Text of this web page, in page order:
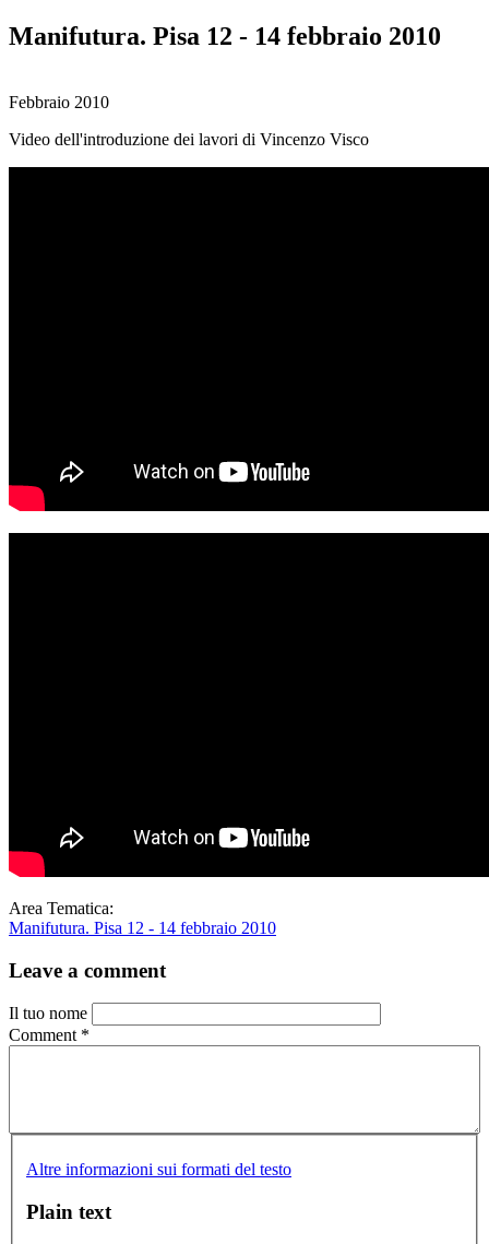
Manifutura. Pisa 12 - 14 febbraio 2010
Febbraio 2010
Video dell'introduzione dei lavori di Vincenzo Visco
Area Tematica:
Manifutura. Pisa 12 - 14 febbraio 2010
Leave a comment
Il tuo nome
Comment *
Altre informazioni sui formati del testo
Plain text